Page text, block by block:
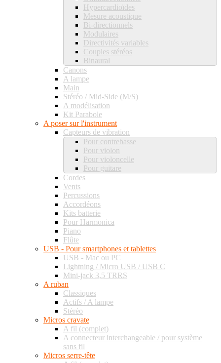
Hypercardioïdes
Mesure acoustique
Bi-directionnels
Modulaires
Directivités variables
Couples stéréos
Binaural
Canons
A lampe
Main
Stéréo / Mid-Side (M/S)
A modélisation
Kit Parabole
A poser sur l'instrument
Capteurs de vibration
Pour contrebasse
Pour violon
Pour violoncelle
Pour guitare
Cordes
Vents
Percussions
Accordéons
Kits batterie
Pour Harmonica
Piano
Flûte
USB - Pour smartphones et tablettes
USB - Mac ou PC
Lightning / Micro USB / USB C
Mini-jack 3,5 TRRS
A ruban
Classiques
Actifs / A lampe
Stéréo
Micros cravate
A fil (complet)
A connecteur interchangeable / pour système
sans fil
Micros serre-tête